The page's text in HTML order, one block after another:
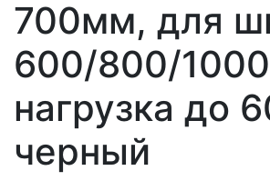
700мм, для
600/800/
нагрузка до
черный